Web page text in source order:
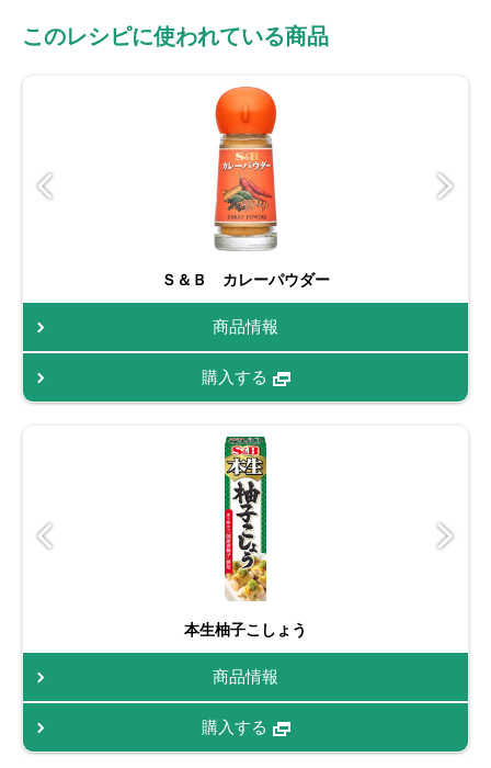
このレシピに使われている商品
Ｓ＆Ｂ カレーパウダー
商品情報
購入する
本生柚子こしょう
商品情報
購入する